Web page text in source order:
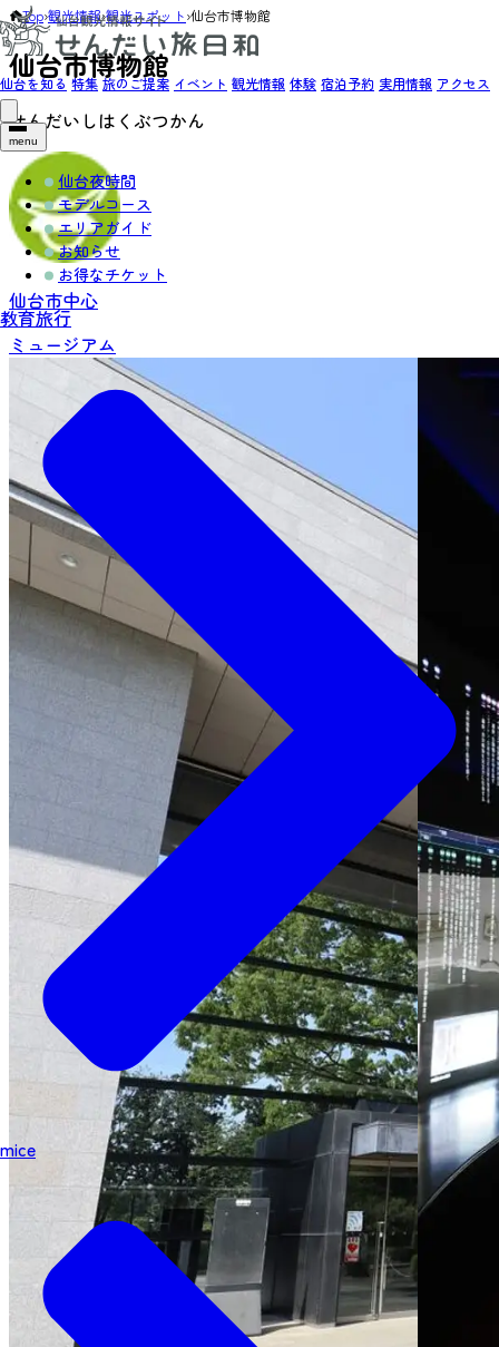
仙台を知る 特集 旅のご提案 イベント 観光情報 体験 宿泊予約 実用情報 アクセス
menu
仙台夜時間
モデルコース
エリアガイド
お知らせ
お得なチケット
教育旅行
mice
Top›観光情報›観光スポット›仙台市博物館
仙台市博物館
せんだいしはくぶつかん
仙台市中心
ミュージアム